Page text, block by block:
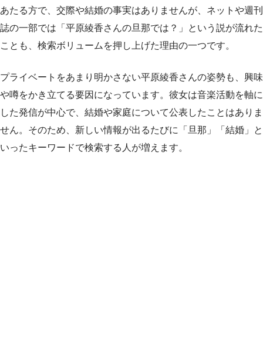
あたる方で、交際や結婚の事実はありませんが、ネットや週刊
誌の一部では「平原綾香さんの旦那では？」という説が流れた
ことも、検索ボリュームを押し上げた理由の一つです。
プライベートをあまり明かさない平原綾香さんの姿勢も、興味
や噂をかき立てる要因になっています。彼女は音楽活動を軸に
した発信が中心で、結婚や家庭について公表したことはありま
せん。そのため、新しい情報が出るたびに「旦那」「結婚」と
いったキーワードで検索する人が増えます。